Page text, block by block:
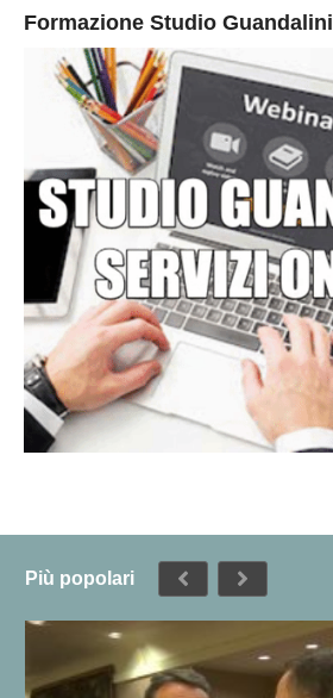
Formazione Studio Guandalini
Più popolari